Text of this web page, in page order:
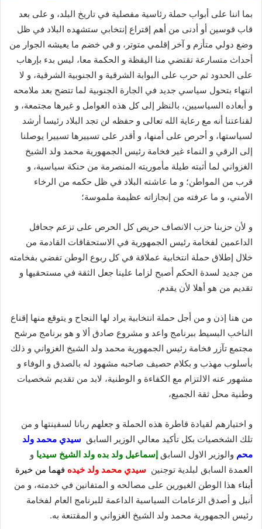
بما اننا على أبواب حملة رئاسية مفصلية في تاريخ البلد، و على بعد
قاب قوسين أو أدنى من أهم إقتراع إنتخابي ستشهده البلاد في ظل
وضع دولي متأزم و آخر إقلمي متوتر، و في خضم ما يعيشه الجوار من
أحداث متسارعة تقتضي منا اليقظة و الحكمة معا، ليس بدء بإرهاب
على الحدود ثم حرب على البوابة الشرقية و الجنوبية الشرقية، و لا
انتهاء بتحول سياسي جديد في الجارة الجنوبية لما تتضح بعد ملامحه
و أبعاده السياسيين، بالنظر إلى كل هذه العوامل و غيرها مجتمعة، و
لقناعتنا أنه مع رعاية الله تعالى و حفظه لن تجد البلاد رئيسا أرشد
لسياستها، و أحرص على أمنها، و أقدر على تسييرها تسييرا يوصلنا
إلى الرقي و النماء غير فخامة رئيس الجمهورية محمد ولد الشيخ
الغزواني لما أثبته طيلة مأموريته المنصرمة من حنكة سياسية، و
قرب من المواطن؛ و ما عاشته البلاد في ظل حكمه من الرخاء
الأمني، و ما عرفته من إنجازاته عظيمة ملموسة؛
و لأن حزبنا حزب الانصاف حريص كل الحرص على تزعم جحافل
الداعمين لفخامة رئيس الجمهورية في الاستحقاقات القادمة من
خلال إطلاق حملة انتخابية عملاقة في كل ربوع الوطن تفضي بفخامته
من جديد لسدة الحكم أصبح لزاما علينا جعل الثقة في مستحقيها و
تقديم من هو أهلا لأن يقدم.
من هنا إذن و من أجل حملة انتخابية يراد لها النجاح و يتوقع منها إقناع
الناخب البسيط ببرنامج واعد و مشروع صادق ألا و هو برنامج مرشح
مجتمع تآزر فخامة رئيس الجمهورية محمد ولد الشيخ الغزواني و ذلك
بأسلوب مهذب و بكلام حصيف صاحبه مشهود له بالصدق و الوفاء و
مشهور عنه الالتزام مع الكفاءة و الوطنية، لابد من تقديم شخصيات
وطنية محل ثقة الجميع،
و اختيارهم لقيادة قاطرة هذه الحملة و جعلهم ربانا لسفينتها و من
تلك الشخصيات بكل تأكيد معالي الوزير السابق سيدي محمد ولد
محم والوزير الاول السابق إسماعيل ولد بده ولد الشيخ سيديا و
العمدة السابق لبلدية توجنين سيدي محمد ولد خيده فهما من خيرة
أبناء هذا الوطن الغيورين على مصالحه و المتفانين في خدمته، و من
أنبل و أصدق الزعامات السياسية الداعمة للبرنامج العام لفخامة
رئيس الجمهورية محمد ولد الشيخ الغزواني و المقتنعة به.